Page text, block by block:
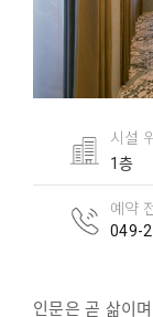
시설
1층
예약
049-
인문은 곧